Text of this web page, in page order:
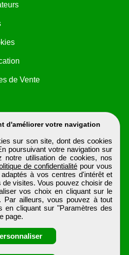
d'améliorer votre navigation
sur son site, dont des cookies
poursuivant votre navigation sur
notre utilisation de cookies, nos
de confidentialité pour vous
à vos centres d'intérêt et
de visites. Vous pouvez choisir de
vos choix en cliquant sur le
Par ailleurs, vous pouvez à tout
en cliquant sur "Paramètres des
page.
de Vente